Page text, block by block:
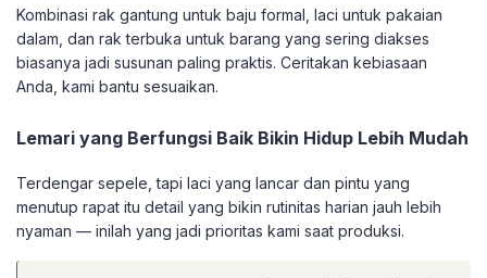
Kombinasi rak gantung untuk baju formal, laci untuk pakaian
dalam, dan rak terbuka untuk barang yang sering diakses
biasanya jadi susunan paling praktis. Ceritakan kebiasaan
Anda, kami bantu sesuaikan.
Lemari yang Berfungsi Baik Bikin Hidup Lebih Mudah
Terdengar sepele, tapi laci yang lancar dan pintu yang
menutup rapat itu detail yang bikin rutinitas harian jauh lebih
nyaman — inilah yang jadi prioritas kami saat produksi.